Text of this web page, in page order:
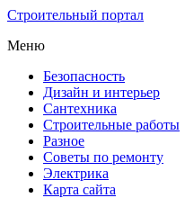
Строительный портал
Меню
Безопасность
Дизайн и интерьер
Сантехника
Строительные работы
Разное
Советы по ремонту
Электрика
Карта сайта